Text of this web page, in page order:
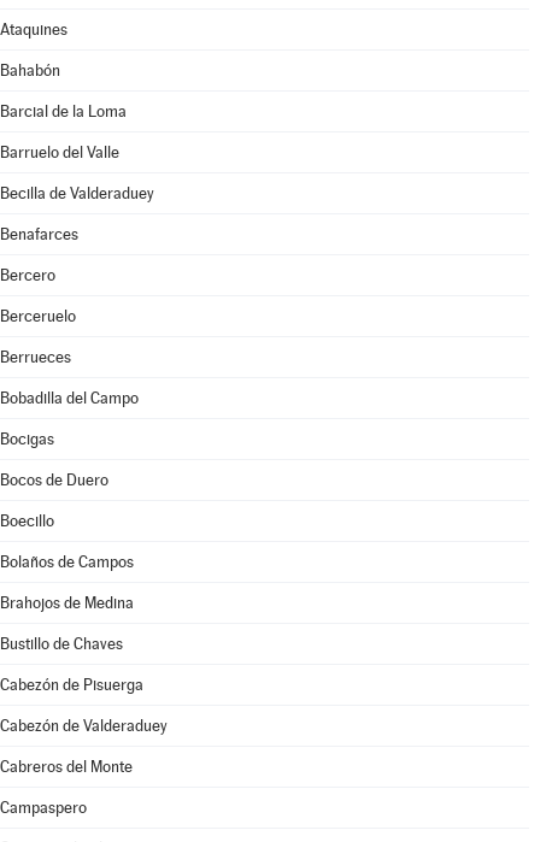
Ataquines
Bahabón
Barcial de la Loma
Barruelo del Valle
Becilla de Valderaduey
Benafarces
Bercero
Berceruelo
Berrueces
Bobadilla del Campo
Bocigas
Bocos de Duero
Boecillo
Bolaños de Campos
Brahojos de Medina
Bustillo de Chaves
Cabezón de Pisuerga
Cabezón de Valderaduey
Cabreros del Monte
Campaspero